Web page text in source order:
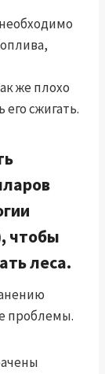
же плохо
сжигать.
чтобы
леса.
проблемы.